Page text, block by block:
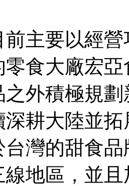
主要以經
食大廠宏
之外積極規
深耕大陸並
台灣的甜食
線地區，並